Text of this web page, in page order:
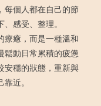
每個人都在自己的節
感受、整理。
療癒，而是一種溫和
鬆動日常累積的疲憊
安穩的狀態，重新與
靠近。